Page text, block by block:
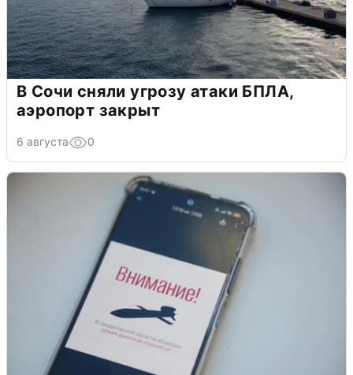
В Сочи сняли угрозу атаки БПЛА,
аэропорт закрыт
6 августа 0